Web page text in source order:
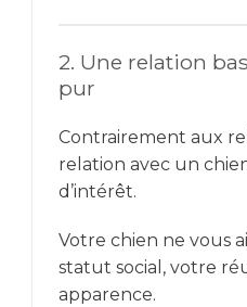
2. Une relation
pur
Contrairement aux
relation avec un
d’intérêt.
Votre chien ne vous
statut social, votre
apparence.